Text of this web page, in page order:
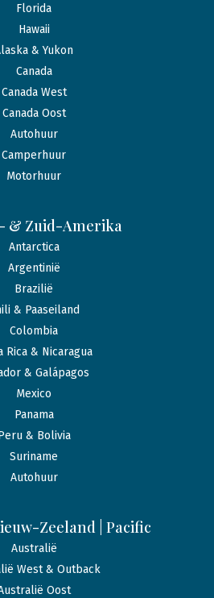
Florida
Hawaii
& Yukon
Canada
Canada West
Canada Oost
Autohuur
Camperhuur
Motorhuur
& Zuid-Amerika
Antarctica
Argentinië
Brazilië
& Paaseiland
Colombia
Rica & Nicaragua
& Galápagos
Mexico
Panama
& Bolivia
Suriname
Autohuur
Zeeland | Pacific
Australië
West & Outback
Oost